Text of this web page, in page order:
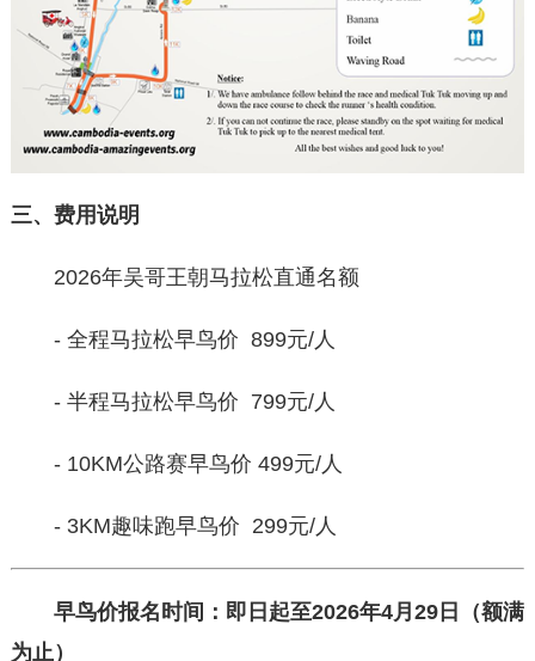
三、费用说明
2026年吴哥王朝马拉松直通名额
- 全程马拉松早鸟价 899元/人
- 半程马拉松早鸟价 799元/人
- 10KM公路赛早鸟价 499元/人
- 3KM趣味跑早鸟价 299元/人
早鸟价报名时间 ： 即日起至2026年4月29 日 （额满
为止）